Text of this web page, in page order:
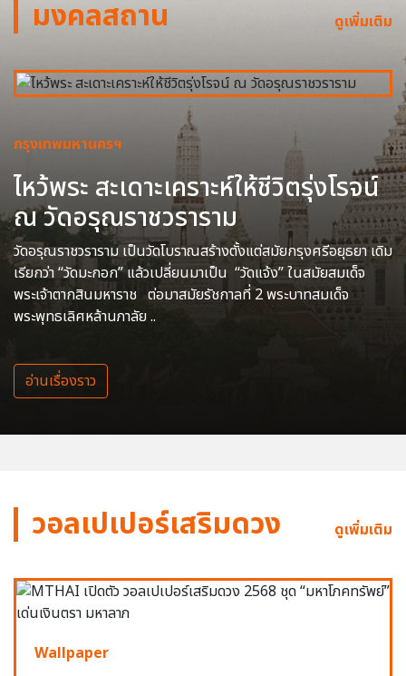
มงคลสถาน ดูเพิ่มเติม
กรุงเทพมหานครฯ
ไหว้พระ สะเดาะเคราะห์ให้ชีวิตรุ่งโรจน์
ณ วัดอรุณราชวราราม
วัดอรุณราชวราราม เป็นวัดโบราณสร้างตั้งแต่สมัยกรุงศรีอยุธยา เดิม
เรียกว่า “วัดมะกอก” แล้วเปลี่ยนมาเป็น “วัดแจ้ง” ในสมัยสมเด็จ
พระเจ้าตากสินมหาราช ต่อมาสมัยรัชกาลที่ 2 พระบาทสมเด็จ
พระพุทธเลิศหล้านภาลัย ..
อ่านเรื่องราว
วอลเปเปอร์เสริมดวง ดูเพิ่มเติม
Wallpaper